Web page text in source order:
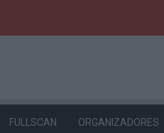
FULLSCAN ORGANIZADORES